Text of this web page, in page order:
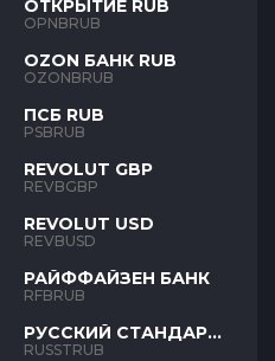
ОТКРЫТИЕ RUB
OPNBRUB
OZON БАНК RUB
OZONBRUB
ПСБ RUB
PSBRUB
REVOLUT GBP
REVBGBP
REVOLUT USD
REVBUSD
РАЙФФАЙЗЕН БАНК
RFBRUB
РУССКИЙ СТАНДАРТ
RUB
RUSSTRUB